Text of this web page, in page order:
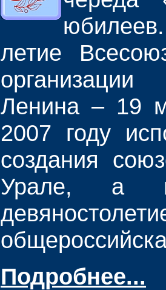
летие
Ленина – 19
2007 году
создания
Урале, а
Подробнее...